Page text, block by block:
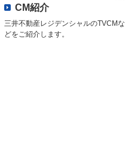
CM紹介
三井不動産レジデンシャルのTVCMな
どをご紹介します。